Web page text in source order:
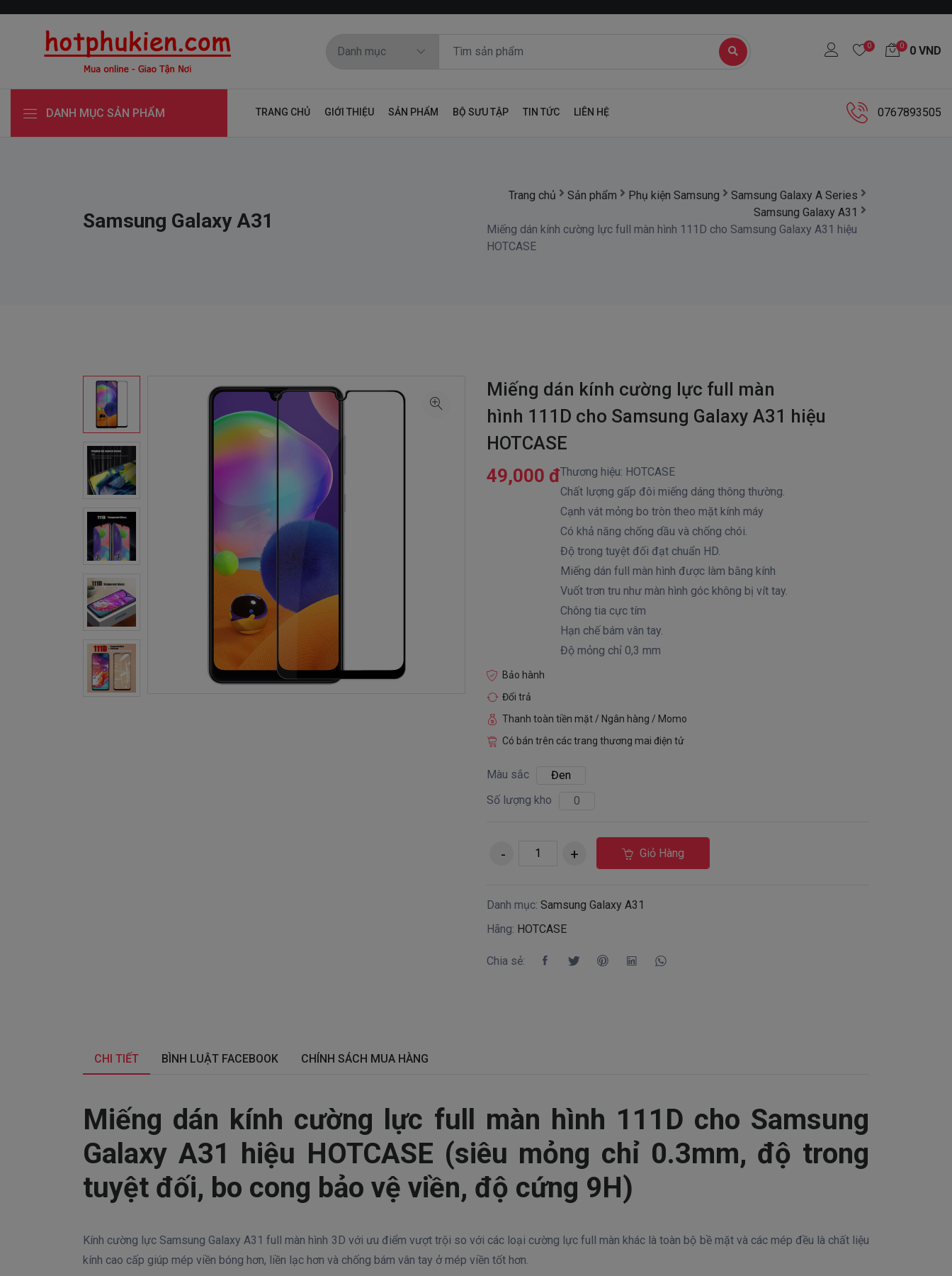
0 0 0 VND
DANH MỤC SẢN PHẨM TRANG CHỦ GIỚI THIỆU SẢN PHẨM BỘ SƯU TẬP TIN TỨC LIÊN HỆ 0767893505
Samsung Galaxy A31
Trang chủ Sản phẩm Phụ kiện Samsung
Samsung Galaxy A Series
Samsung Galaxy A31
Miếng dán kính cường lực full màn hình 111D cho Samsung Galaxy A31 hiệu
HOTCASE
Miếng dán kính cường lực full màn
hình 111D cho Samsung Galaxy A31 hiệu
HOTCASE
49,000 đThương hiệu: HOTCASE
Chất lượng gấp đôi miếng dáng thông thường.
Cạnh vát mỏng bo tròn theo mặt kính máy
Có khả năng chống dầu và chống chói.
Độ trong tuyệt đối đạt chuẩn HD.
Miếng dán full màn hình được làm bằng kính
Vuốt trơn tru như màn hình góc không bị vít tay.
Chông tia cực tím
Hạn chế bám vân tay.
Độ mỏng chỉ 0,3 mm
Bảo hành
Đổi trả
Thanh toàn tiền mặt / Ngân hàng / Momo
Có bán trên các trang thương mai điện tử
Màu sắc
Đen
Số lượng kho
0
Giỏ Hàng
Danh mục: Samsung Galaxy A31
Hãng: HOTCASE
Chia sẻ:
CHI TIẾT BÌNH LUẬT FACEBOOK CHÍNH SÁCH MUA HÀNG
Miếng dán kính cường lực full màn hình 111D cho Samsung
Galaxy A31 hiệu HOTCASE (siêu mỏng chỉ 0.3mm, độ trong
tuyệt đối, bo cong bảo vệ viền, độ cứng 9H)
Kính cường lực Samsung Galaxy A31 full màn hình 3D với ưu điểm vượt trội so với các loại cường lực full màn khác là toàn bộ bề mặt và các mép đều là chất liệu
kính cao cấp giúp mép viền bóng hơn, liền lạc hơn và chống bám vân tay ở mép viền tốt hơn.